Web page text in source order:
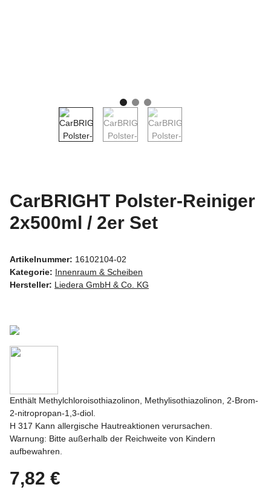
CarBRIGHT Polster-Reiniger
2x500ml / 2er Set
Artikelnummer: 16102104-02
Kategorie: Innenraum & Scheiben
Hersteller: Liedera GmbH & Co. KG
Enthält Methylchloroisothiazolinon, Methylisothiazolinon, 2-Brom-
2-nitropropan-1,3-diol.
H 317 Kann allergische Hautreaktionen verursachen.
Warnung: Bitte außerhalb der Reichweite von Kindern
aufbewahren.
7,82 €